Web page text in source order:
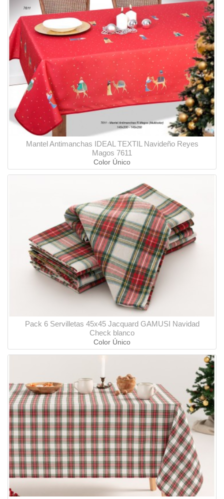
Mantel Antimanchas IDEAL TEXTIL Navideño Reyes
Magos 7611
Color Único
Pack 6 Servilletas 45x45 Jacquard GAMUSI Navidad
Check blanco
Color Único